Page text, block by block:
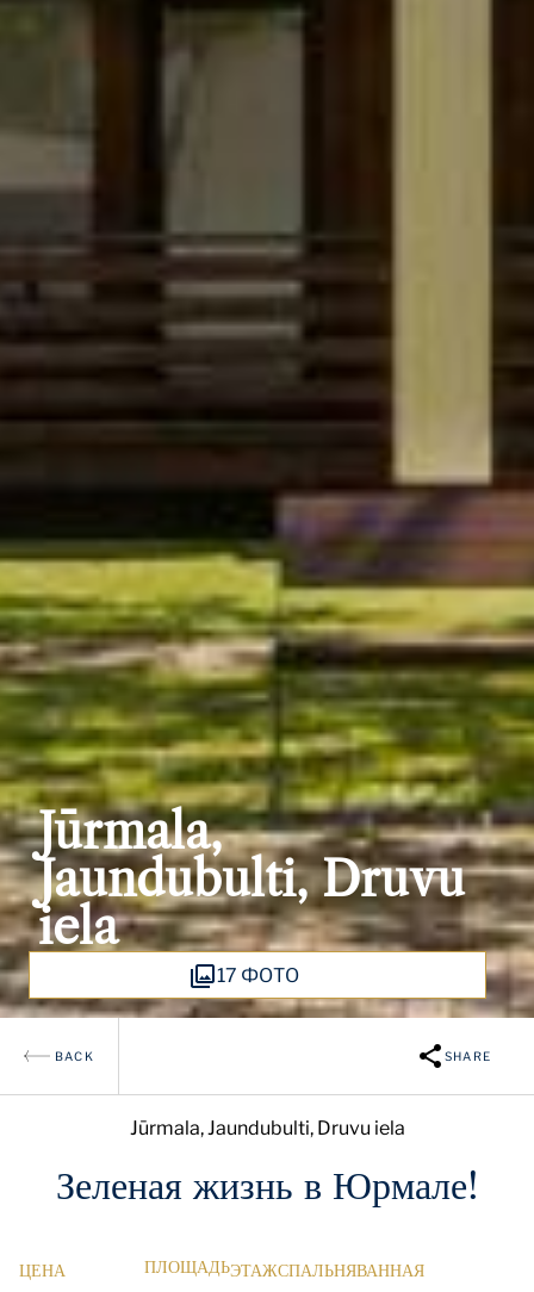
Jūrmala,
Jaundubulti, Druvu
iela
17 ФОТО
BACK SHARE
Jūrmala, Jaundubulti, Druvu iela
Зеленая жизнь в Юрмале!
ЦЕНА ПЛОЩАДЬЭТАЖСПАЛЬНЯВАННАЯ